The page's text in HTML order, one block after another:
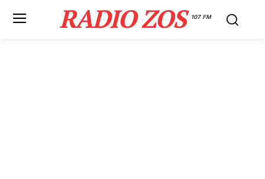
RADIO ZOS 107 FM